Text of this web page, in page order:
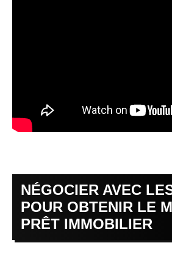
NÉGOCIER AVEC
POUR OBTENIR LE
PRÊT IMMOBILIER